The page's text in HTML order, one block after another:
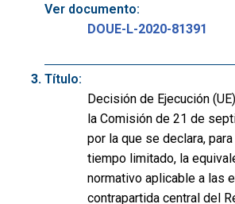
Ver documento:
DOUE-L-2020-81391
Título:
Decisión de Ejecución
la Comisión de 21 de
por la que se declara,
tiempo limitado, la
normativo aplicable a las
contrapartida central del